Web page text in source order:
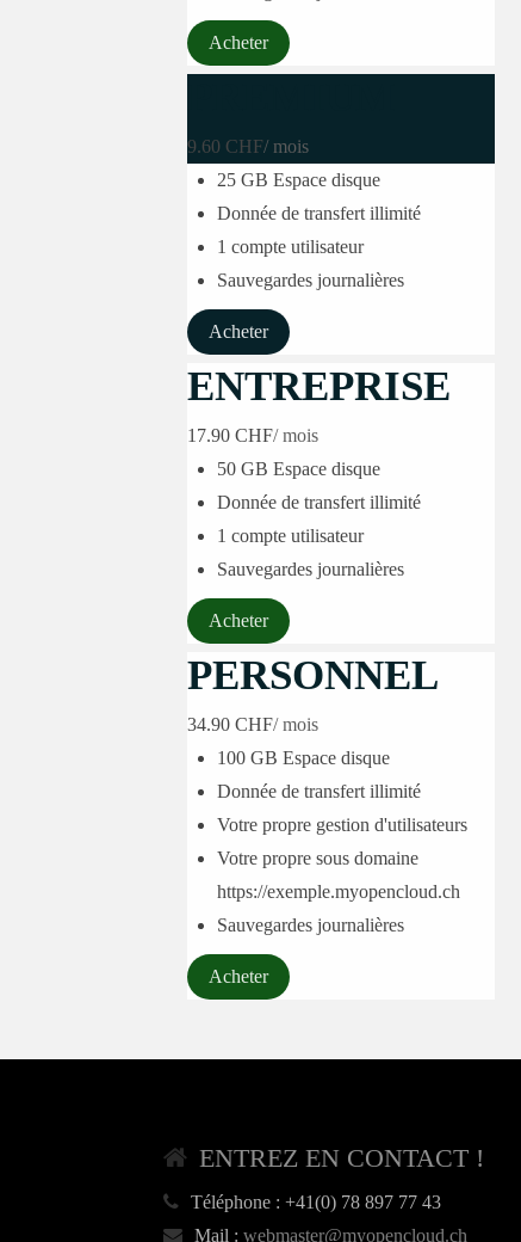
Acheter
9.60 CHF/ mois
25 GB Espace disque
Donnée de transfert illimité
1 compte utilisateur
Sauvegardes journalières
Acheter
ENTREPRISE
17.90 CHF/ mois
50 GB Espace disque
Donnée de transfert illimité
1 compte utilisateur
Sauvegardes journalières
Acheter
PERSONNEL
34.90 CHF/ mois
100 GB Espace disque
Donnée de transfert illimité
Votre propre gestion d'utilisateurs
Votre propre sous domaine
https://exemple.myopencloud.ch
Sauvegardes journalières
Acheter
ENTREZ EN CONTACT !
Téléphone : +41(0) 78 897 77 43
Mail : webmaster@myopencloud.ch